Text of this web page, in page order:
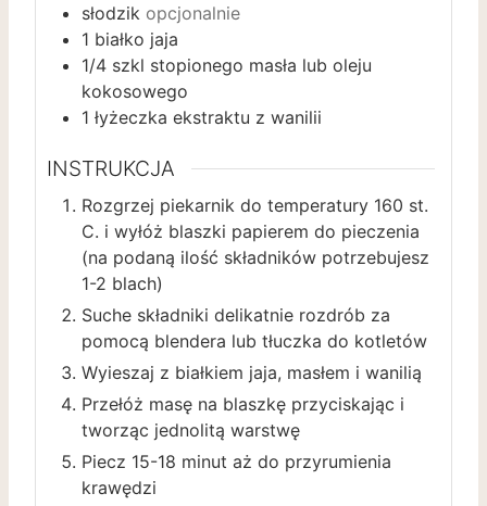
słodzik opcjonalnie
1 białko jaja
1/4 szkl stopionego masła lub oleju
kokosowego
1 łyżeczka ekstraktu z wanilii
INSTRUKCJA
Rozgrzej piekarnik do temperatury 160 st.
C. i wyłóż blaszki papierem do pieczenia
(na podaną ilość składników potrzebujesz
1-2 blach)
Suche składniki delikatnie rozdrób za
pomocą blendera lub tłuczka do kotletów
Wyieszaj z białkiem jaja, masłem i wanilią
Przełóż masę na blaszkę przyciskając i
tworząc jednolitą warstwę
Piecz 15-18 minut aż do przyrumienia
krawędzi